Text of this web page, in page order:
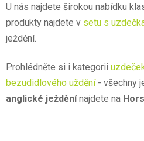
U nás najdete širokou nabídku
produkty najdete v setu s
ježdění.
Prohlédněte si i kategorii
bezudidlového uždění- všechny
anglické ježděnínajdete na